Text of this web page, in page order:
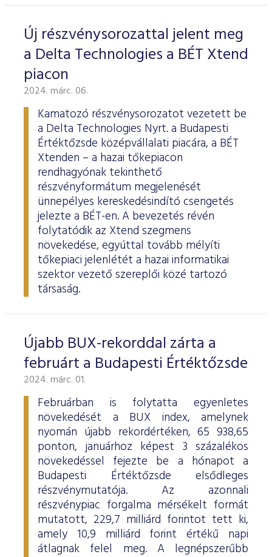
Új részvénysorozattal jelent meg
a Delta Technologies a BÉT Xtend
piacon
2024. márc. 06.
Kamatozó részvénysorozatot vezetett be
a Delta Technologies Nyrt. a Budapesti
Értéktőzsde középvállalati piacára, a BÉT
Xtenden – a hazai tőkepiacon
rendhagyónak tekinthető
részvényformátum megjelenését
ünnepélyes kereskedésindító csengetés
jelezte a BÉT-en. A bevezetés révén
folytatódik az Xtend szegmens
növekedése, egyúttal tovább mélyíti
tőkepiaci jelenlétét a hazai informatikai
szektor vezető szereplői közé tartozó
társaság.
Újabb BUX-rekorddal zárta a
februárt a Budapesti Értéktőzsde
2024. márc. 01.
Februárban is folytatta egyenletes
növekedését a BUX index, amelynek
nyomán újabb rekordértéken, 65 938,65
ponton, januárhoz képest 3 százalékos
növekedéssel fejezte be a hónapot a
Budapesti Értéktőzsde elsődleges
részvénymutatója. Az azonnali
részvénypiac forgalma mérsékelt formát
mutatott, 229,7 milliárd forintot tett ki,
amely 10,9 milliárd forint értékű napi
átlagnak felel meg. A legnépszerűbb